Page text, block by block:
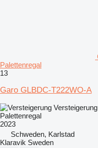
Palettenregal
13
Garo GLBDC-T222WO-A
Versteigerung
Palettenregal
2023
Schweden, Karlstad
Klaravik Sweden